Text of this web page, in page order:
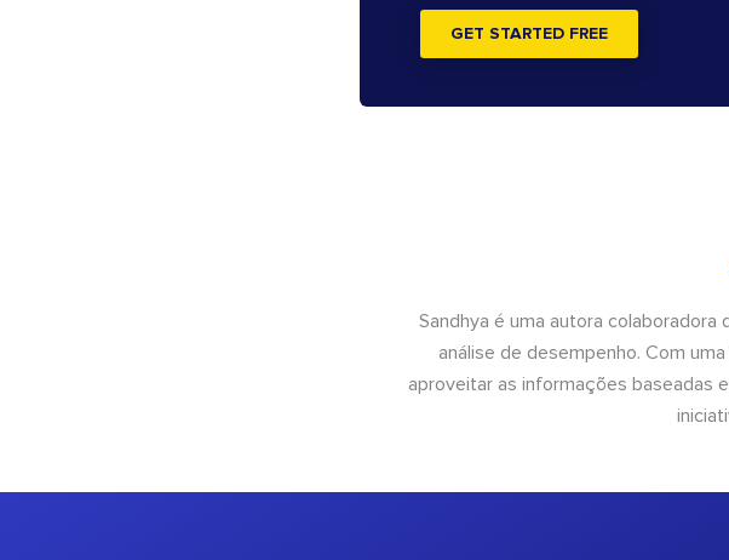
GET STARTED FREE
Sandhya é uma autora
análise de desempenho. Com
aproveitar as informações baseadas